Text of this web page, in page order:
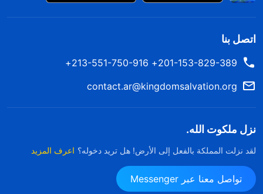
اتصل بنا
201-153-829-389+ 213-551-750-916+
contact.ar@kingdomsalvation.org
نزل ملكوت الله.
لقد نزلت المملكة بالفعل إلى الأرض! هل تريد دخوله؟ اعرف المزيد
تواصل معنا عبر Messenger